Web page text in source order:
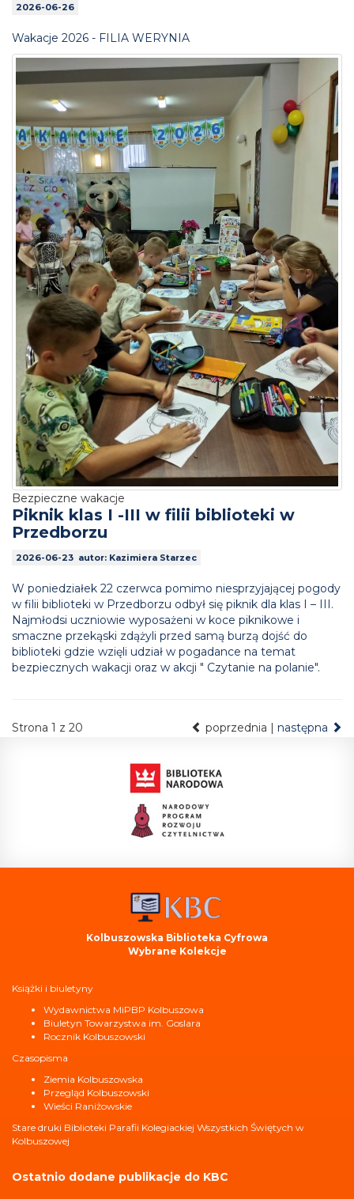
2026-06-26
Wakacje 2026 - FILIA WERYNIA
Bezpieczne wakacje
Piknik klas I -III w filii biblioteki w
Przedborzu
2026-06-23 autor: Kazimiera Starzec
W poniedziałek 22 czerwca pomimo niesprzyjającej pogody
w filii biblioteki w Przedborzu odbył się piknik dla klas I – III.
Najmłodsi uczniowie wyposażeni w koce piknikowe i
smaczne przekąski zdążyli przed samą burzą dojść do
biblioteki gdzie wzięli udział w pogadance na temat
bezpiecznych wakacji oraz w akcji " Czytanie na polanie".
Strona 1 z 20 poprzednia | następna
Kolbuszowska Biblioteka Cyfrowa
Wybrane Kolekcje
Książki i biuletyny
Wydawnictwa MiPBP Kolbuszowa
Biuletyn Towarzystwa im. Goslara
Rocznik Kolbuszowski
Czasopisma
Ziemia Kolbuszowska
Przegląd Kolbuszowski
Wieści Raniżowskie
Stare druki Biblioteki Parafii Kolegiackiej Wszystkich Świętych w
Kolbuszowej
Ostatnio dodane publikacje do KBC